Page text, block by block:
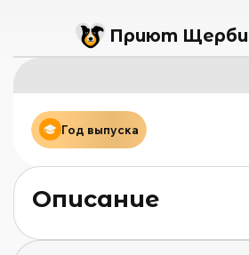
Приют
Описание
Год выпуска